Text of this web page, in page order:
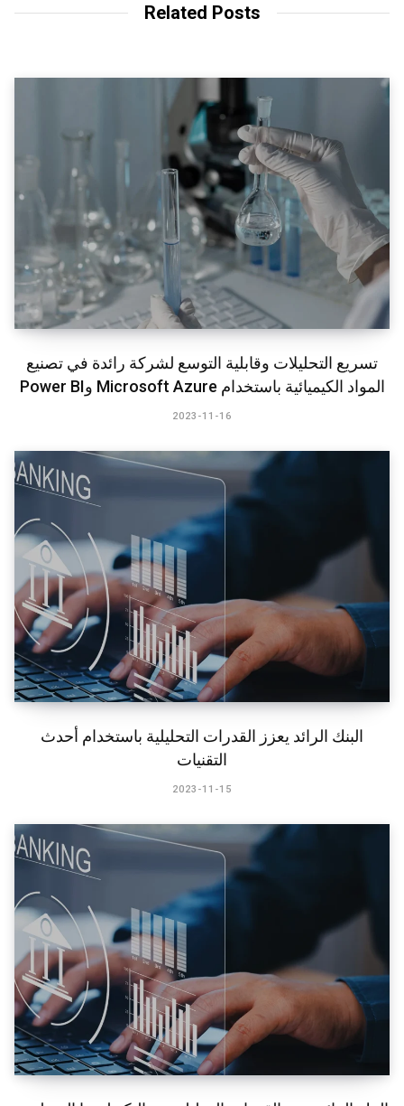
Related Posts
تسريع التحليلات وقابلية التوسع لشركة رائدة في تصنيع
المواد الكيميائية باستخدام Microsoft Azure وPower BI​
2023-11-16
​البنك الرائد يعزز القدرات التحليلية باستخدام أحدث
التقنيات
2023-11-15